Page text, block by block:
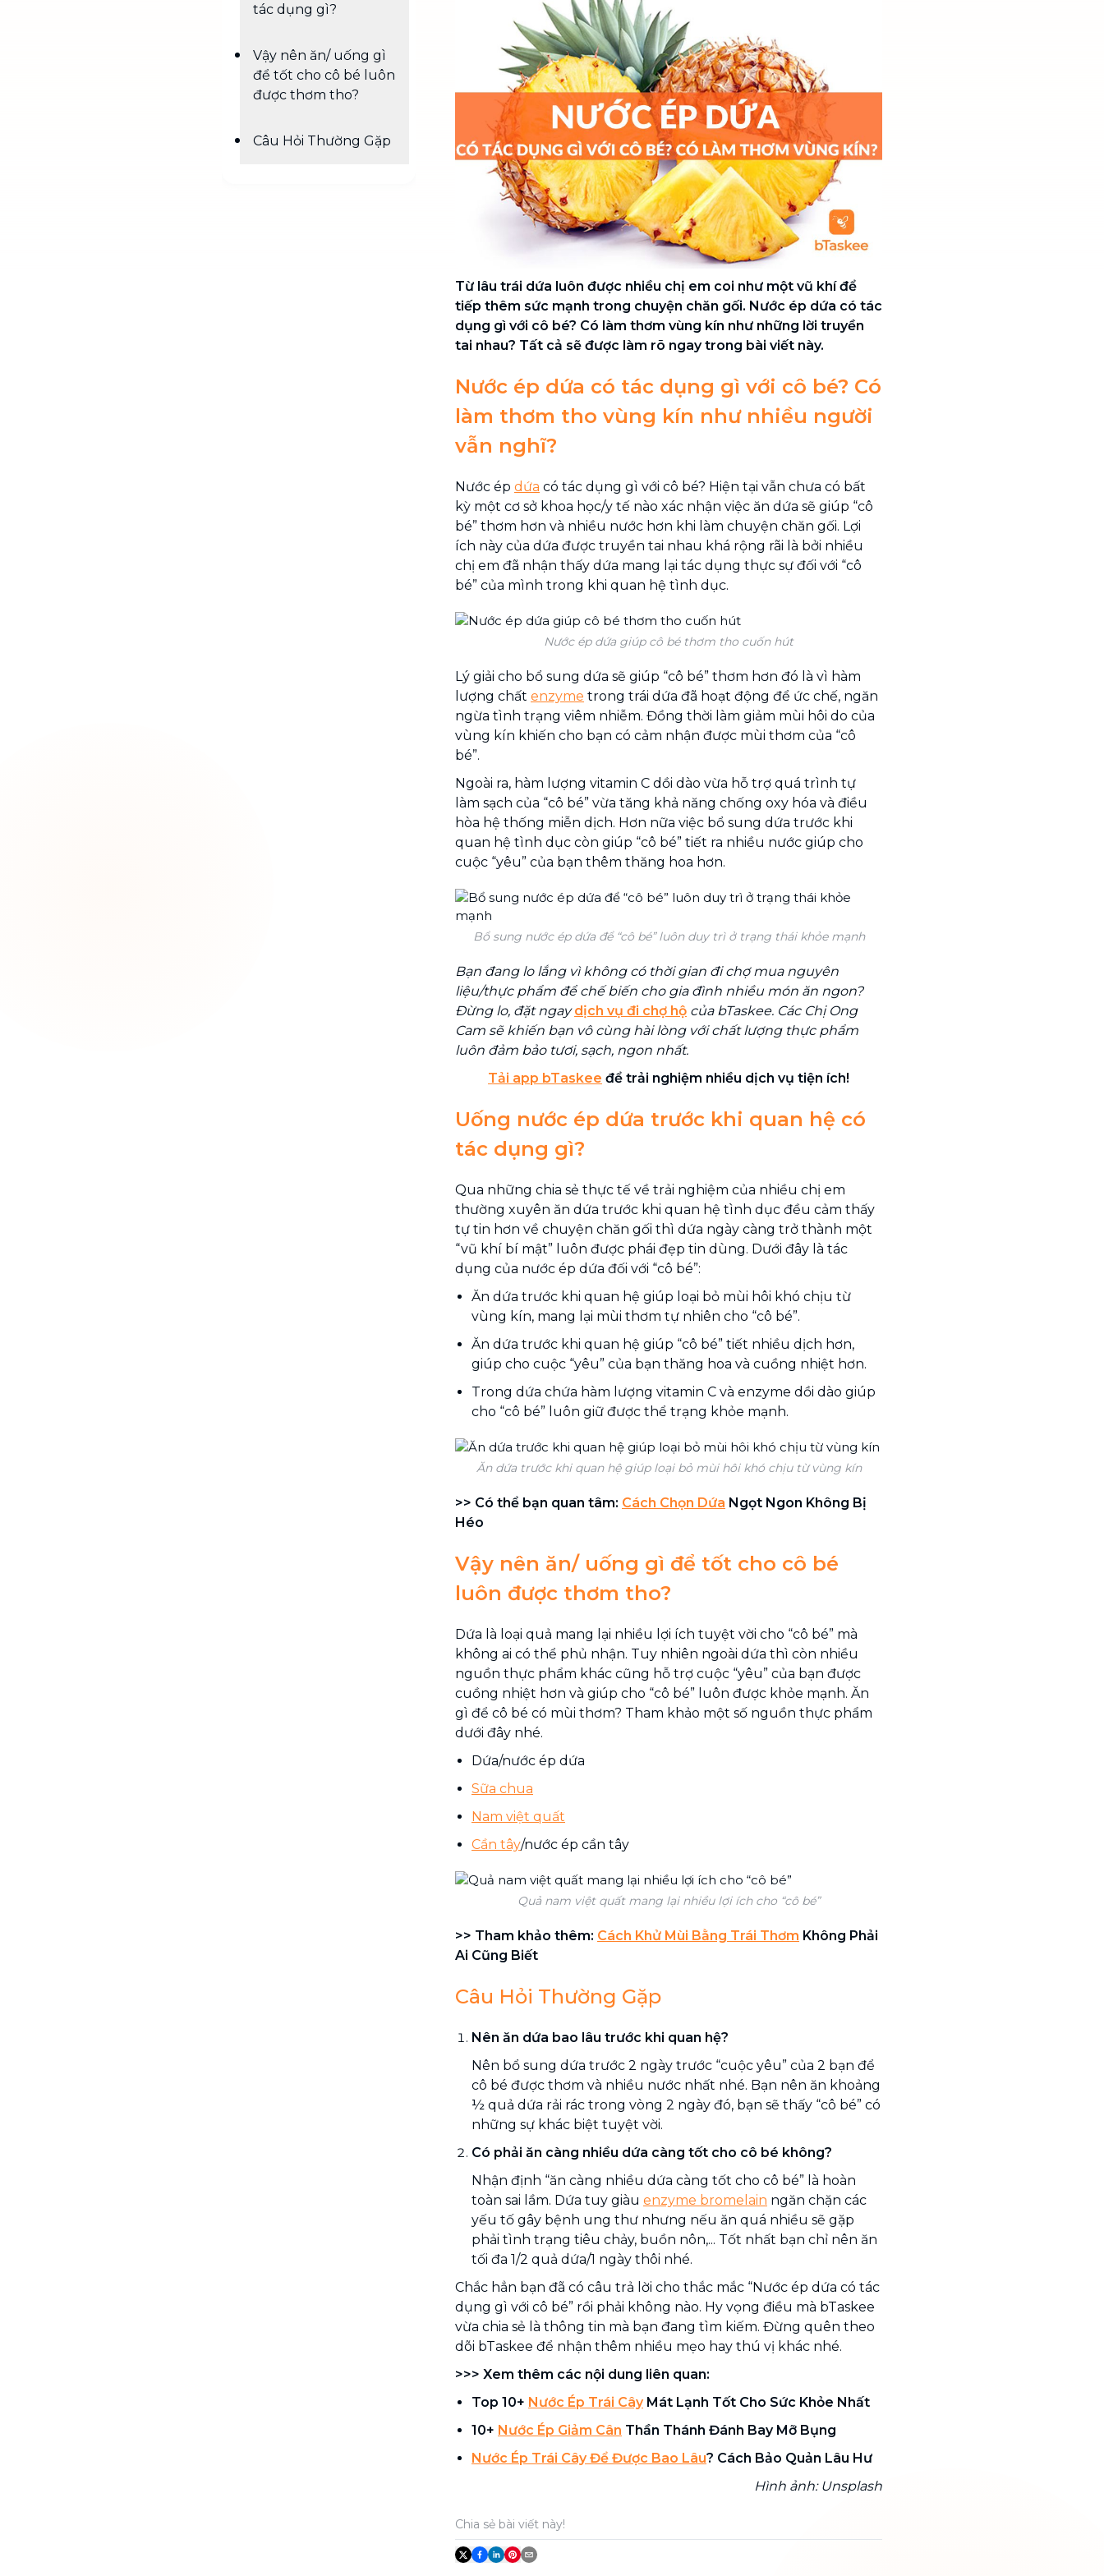
Chuyển nhà trọn gói, không lo dọn
dẹp nơi đi nơi đến
Vệ sinh công nghiệp NEW
Vệ sinh chuyên nghiệp cho văn
phòng, nhà xưởng, công trình lớn
tác dụng gì?
Vậy nên ăn/ uống gì
để tốt cho cô bé luôn
được thơm tho?
Câu Hỏi Thường Gặp
Từ lâu trái dứa luôn được nhiều chị em coi như một vũ khí để
tiếp thêm sức mạnh trong chuyện chăn gối. Nước ép dứa có tác
dụng gì với cô bé? Có làm thơm vùng kín như những lời truyền
tai nhau? Tất cả sẽ được làm rõ ngay trong bài viết này.
Nước ép dứa có tác dụng gì với cô bé? Có
làm thơm tho vùng kín như nhiều người
vẫn nghĩ?
Nước ép dứa có tác dụng gì với cô bé? Hiện tại vẫn chưa có bất
kỳ một cơ sở khoa học/y tế nào xác nhận việc ăn dứa sẽ giúp “cô
bé” thơm hơn và nhiều nước hơn khi làm chuyện chăn gối. Lợi
ích này của dứa được truyền tai nhau khá rộng rãi là bởi nhiều
chị em đã nhận thấy dứa mang lại tác dụng thực sự đối với “cô
bé” của mình trong khi quan hệ tình dục.
Nước ép dứa giúp cô bé thơm tho cuốn hút
Lý giải cho bổ sung dứa sẽ giúp “cô bé” thơm hơn đó là vì hàm
lượng chất enzyme trong trái dứa đã hoạt động để ức chế, ngăn
ngừa tình trạng viêm nhiễm. Đồng thời làm giảm mùi hôi do của
vùng kín khiến cho bạn có cảm nhận được mùi thơm của “cô
bé”.
Ngoài ra, hàm lượng vitamin C dồi dào vừa hỗ trợ quá trình tự
làm sạch của “cô bé” vừa tăng khả năng chống oxy hóa và điều
hòa hệ thống miễn dịch. Hơn nữa việc bổ sung dứa trước khi
quan hệ tình dục còn giúp “cô bé” tiết ra nhiều nước giúp cho
cuộc “yêu” của bạn thêm thăng hoa hơn.
Bổ sung nước ép dứa để “cô bé” luôn duy trì ở trạng thái khỏe mạnh
Bạn đang lo lắng vì không có thời gian đi chợ mua nguyên
liệu/thực phẩm để chế biến cho gia đình nhiều món ăn ngon?
Đừng lo, đặt ngaydịch vụ đi chợ hộ của bTaskee. Các Chị Ong
Cam sẽ khiến bạn vô cùng hài lòng với chất lượng thực phẩm
luôn đảm bảo tươi, sạch, ngon nhất.
Tải app bTaskee để trải nghiệm nhiều dịch vụ tiện ích!
Uống nước ép dứa trước khi quan hệ có
tác dụng gì?
Qua những chia sẻ thực tế về trải nghiệm của nhiều chị em
thường xuyên ăn dứa trước khi quan hệ tình dục đều cảm thấy
tự tin hơn về chuyện chăn gối thì dứa ngày càng trở thành một
“vũ khí bí mật” luôn được phái đẹp tin dùng. Dưới đây là tác
dụng của nước ép dứa đối với “cô bé”:
Ăn dứa trước khi quan hệ giúp loại bỏ mùi hôi khó chịu từ
vùng kín, mang lại mùi thơm tự nhiên cho “cô bé”.
Ăn dứa trước khi quan hệ giúp “cô bé” tiết nhiều dịch hơn,
giúp cho cuộc “yêu” của bạn thăng hoa và cuồng nhiệt hơn.
Trong dứa chứa hàm lượng vitamin C và enzyme dồi dào giúp
cho “cô bé” luôn giữ được thể trạng khỏe mạnh.
Ăn dứa trước khi quan hệ giúp loại bỏ mùi hôi khó chịu từ vùng kín
>> Có thể bạn quan tâm: Cách Chọn Dứa Ngọt Ngon Không Bị
Héo
Vậy nên ăn/ uống gì để tốt cho cô bé
luôn được thơm tho?
Dứa là loại quả mang lại nhiều lợi ích tuyệt vời cho “cô bé” mà
không ai có thể phủ nhận. Tuy nhiên ngoài dứa thì còn nhiều
nguồn thực phẩm khác cũng hỗ trợ cuộc “yêu” của bạn được
cuồng nhiệt hơn và giúp cho “cô bé” luôn được khỏe mạnh. Ăn
gì để cô bé có mùi thơm? Tham khảo một số nguồn thực phẩm
dưới đây nhé.
Dứa/nước ép dứa
Sữa chua
Nam việt quất
Cần tây/nước ép cần tây
Quả nam việt quất mang lại nhiều lợi ích cho “cô bé”
>> Tham khảo thêm: Cách Khử Mùi Bằng Trái Thơm Không Phải
Ai Cũng Biết
Câu Hỏi Thường Gặp
Nên ăn dứa bao lâu trước khi quan hệ?
Nên bổ sung dứa trước 2 ngày trước “cuộc yêu” của 2 bạn để
cô bé được thơm và nhiều nước nhất nhé. Bạn nên ăn khoảng
½ quả dứa rải rác trong vòng 2 ngày đó, bạn sẽ thấy “cô bé” có
những sự khác biệt tuyệt vời.
Có phải ăn càng nhiều dứa càng tốt cho cô bé không?
Nhận định “ăn càng nhiều dứa càng tốt cho cô bé” là hoàn
toàn sai lầm. Dứa tuy giàu enzyme bromelain ngăn chặn các
yếu tố gây bệnh ung thư nhưng nếu ăn quá nhiều sẽ gặp
phải tình trạng tiêu chảy, buồn nôn,... Tốt nhất bạn chỉ nên ăn
tối đa 1/2 quả dứa/1 ngày thôi nhé.
Chắc hẳn bạn đã có câu trả lời cho thắc mắc “Nước ép dứa có tác
dụng gì với cô bé” rồi phải không nào. Hy vọng điều mà bTaskee
vừa chia sẻ là thông tin mà bạn đang tìm kiếm. Đừng quên theo
dõi bTaskee để nhận thêm nhiều mẹo hay thú vị khác nhé.
>>> Xem thêm các nội dung liên quan:
Top 10+ Nước Ép Trái CâyMát Lạnh Tốt Cho Sức Khỏe Nhất
10+ Nước Ép Giảm Cân Thần Thánh Đánh Bay Mỡ Bụng
Nước Ép Trái Cây Để Được Bao Lâu? Cách Bảo Quản Lâu Hư
Hình ảnh: Unsplash
Chia sẻ bài viết này!